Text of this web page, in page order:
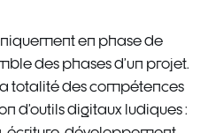
en phase de
des phases d’un projet.
totalité des compétences
d’outils digitaux ludiques :